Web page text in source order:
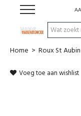
Wijnen
Home > Roux St
Voeg toe aan wishlist